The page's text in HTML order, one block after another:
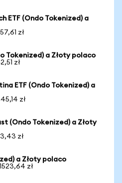
ETF (Ondo Tokenized) a
zł
Tokenized) a Złoty polaco
zł
ETF (Ondo Tokenized) a
zł
(Ondo Tokenized) a Złoty
zł
a Złoty polaco
zł